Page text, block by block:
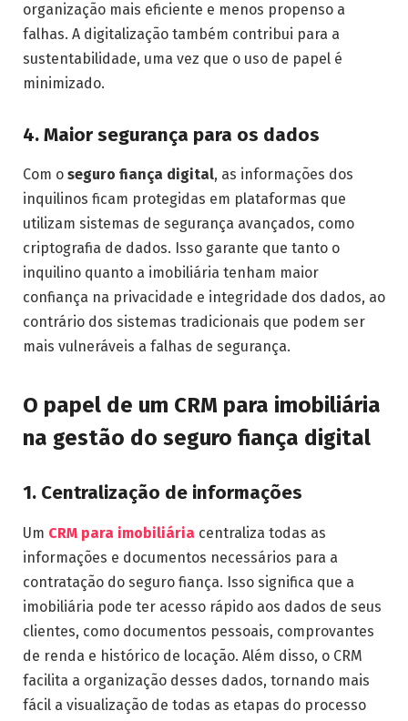
organização mais eficiente e menos propenso a
falhas. A digitalização também contribui para a
sustentabilidade, uma vez que o uso de papel é
minimizado.
4. Maior segurança para os dados
Com o seguro fiança digital, as informações dos
inquilinos ficam protegidas em plataformas que
utilizam sistemas de segurança avançados, como
criptografia de dados. Isso garante que tanto o
inquilino quanto a imobiliária tenham maior
confiança na privacidade e integridade dos dados, ao
contrário dos sistemas tradicionais que podem ser
mais vulneráveis a falhas de segurança.
O papel de um CRM para imobiliária
na gestão do seguro fiança digital
1. Centralização de informações
Um CRM para imobiliária centraliza todas as
informações e documentos necessários para a
contratação do seguro fiança. Isso significa que a
imobiliária pode ter acesso rápido aos dados de seus
clientes, como documentos pessoais, comprovantes
de renda e histórico de locação. Além disso, o CRM
facilita a organização desses dados, tornando mais
fácil a visualização de todas as etapas do processo